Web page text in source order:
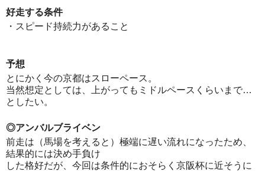
好走する条件
・スピード持続力があること
予想
とにかく今の京都はスローペース。
当然想定としては、上がってもミドルペースくらいまで…
としたい。
◎アンバルブライベン
前走は（馬場を考えると）極端に遅い流れになったため、
結果的には決め手負け
した格好だが、今回は条件的におそらく京阪杯に近そうに